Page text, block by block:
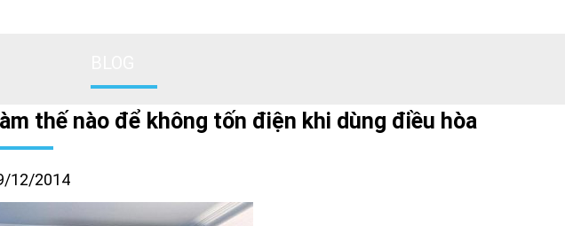
thế nào để không tốn điện khi dùng điều hòa
12/2014